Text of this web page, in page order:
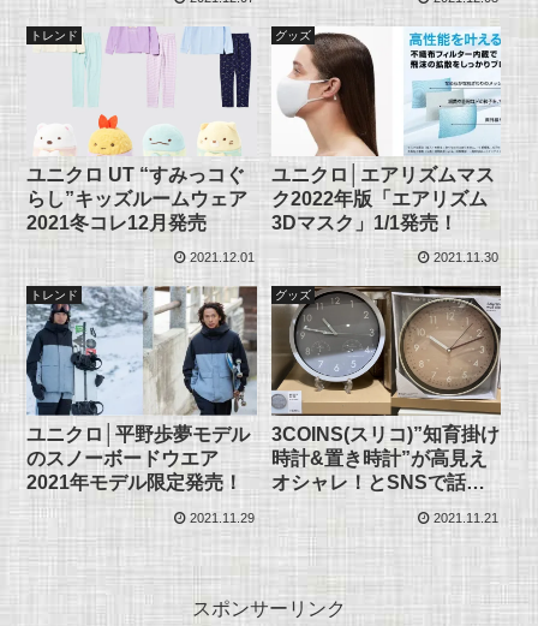
トレンド
ユニクロ UT “すみっコぐ
らし”キッズルームウェア
2021冬コレ12月発売
2021.12.01
グッズ
ユニクロ│エアリズムマス
ク2022年版「エアリズム
3Dマスク」1/1発売！
2021.11.30
トレンド
ユニクロ│平野歩夢モデル
のスノーボードウエア
2021年モデル限定発売！
2021.11.29
グッズ
3COINS(スリコ)”知育掛け
時計&置き時計”が高見え
オシャレ！とSNSで話題
2021.11.21
スポンサーリンク